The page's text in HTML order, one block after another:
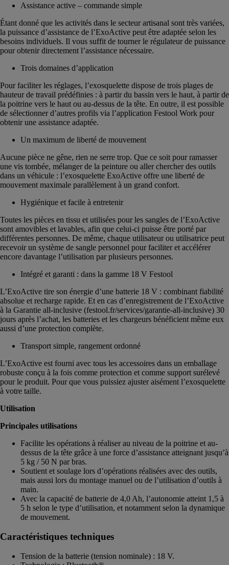
Assistance active – commande simple
Étant donné que les activités dans le secteur artisanal sont très variées,
la puissance d’assistance de l’ExoActive peut être adaptée selon les
besoins individuels. Il vous suffit de tourner le régulateur de puissance
pour obtenir directement l’assistance nécessaire.
Trois domaines d’application
Pour faciliter les réglages, l’exosquelette dispose de trois plages de
hauteur de travail prédéfinies : à partir du bassin vers le haut, à partir de
la poitrine vers le haut ou au-dessus de la tête. En outre, il est possible
de sélectionner d’autres profils via l’application Festool Work pour
obtenir une assistance adaptée.
Un maximum de liberté de mouvement
Aucune pièce ne gêne, rien ne serre trop. Que ce soit pour ramasser
une vis tombée, mélanger de la peinture ou aller chercher des outils
dans un véhicule : l’exosquelette ExoActive offre une liberté de
mouvement maximale parallèlement à un grand confort.
Hygiénique et facile à entretenir
Toutes les pièces en tissu et utilisées pour les sangles de l’ExoActive
sont amovibles et lavables, afin que celui-ci puisse être porté par
différentes personnes. De même, chaque utilisateur ou utilisatrice peut
recevoir un système de sangle personnel pour faciliter et accélérer
encore davantage l’utilisation par plusieurs personnes.
Intégré et garanti : dans la gamme 18 V Festool
L’ExoActive tire son énergie d’une batterie 18 V : combinant fiabilité
absolue et recharge rapide. Et en cas d’enregistrement de l’ExoActive
à la Garantie all-inclusive (festool.fr/services/garantie-all-inclusive) 30
jours après l’achat, les batteries et les chargeurs bénéficient même eux
aussi d’une protection complète.
Transport simple, rangement ordonné
L’ExoActive est fourni avec tous les accessoires dans un emballage
robuste conçu à la fois comme protection et comme support surélevé
pour le produit. Pour que vous puissiez ajuster aisément l’exosquelette
à votre taille.
Utilisation
Principales utilisations
Facilite les opérations à réaliser au niveau de la poitrine et au-
dessus de la tête grâce à une force d’assistance atteignant jusqu’à
5 kg / 50 N par bras.
Soutient et soulage lors d’opérations réalisées avec des outils,
mais aussi lors du montage manuel ou de l’utilisation d’outils à
main.
Avec la capacité de batterie de 4,0 Ah, l’autonomie atteint 1,5 à
5 h selon le type d’utilisation, et notamment selon la dynamique
de mouvement.
Caractéristiques techniques
Tension de la batterie (tension nominale) : 18 V.